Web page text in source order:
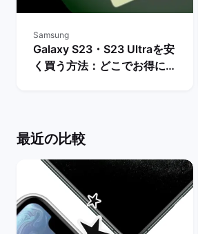
Samsung
Galaxy S23・S23 Ultraを安
く買う方法：どこでお得に購
最近の比較